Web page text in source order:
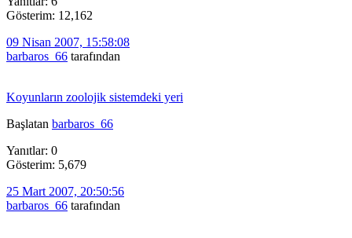
Gösterim: 12,162
09 Nisan 2007, 15:58:08
barbaros_66 tarafından
Koyunların zoolojik sistemdeki yeri
Başlatan barbaros_66
Yanıtlar: 0
Gösterim: 5,679
25 Mart 2007, 20:50:56
barbaros_66 tarafından